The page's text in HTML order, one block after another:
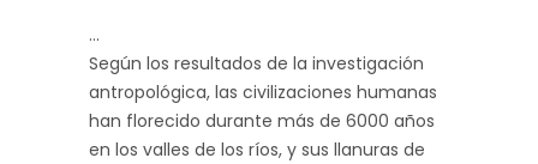
Según los resultados de la investigación
antropológica, las civilizaciones humanas
han florecido durante más de 6000 años
en los valles de los ríos, y sus llanuras de